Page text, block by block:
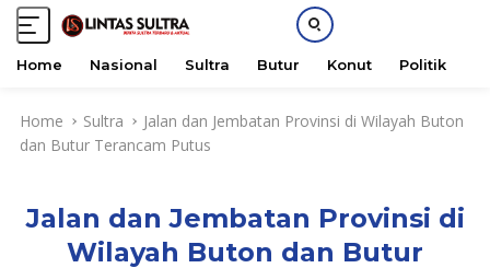
Home Nasional Sultra Butur Konut Politik
Home Sultra
Jalan dan Jembatan Provinsi di Wilayah Buton
dan Butur Terancam Putus
Jalan dan Jembatan Provinsi di
Wilayah Buton dan Butur